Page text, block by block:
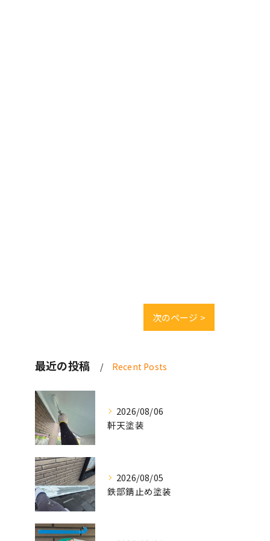
次のページ >
最近の投稿 Recent Posts
2026/08/06
軒天塗装
2026/08/05
鉄部錆止め塗装